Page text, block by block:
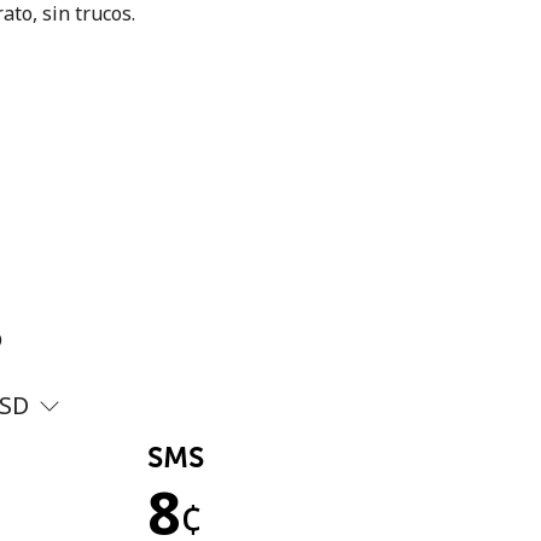
sin trucos.
SMS
8¢